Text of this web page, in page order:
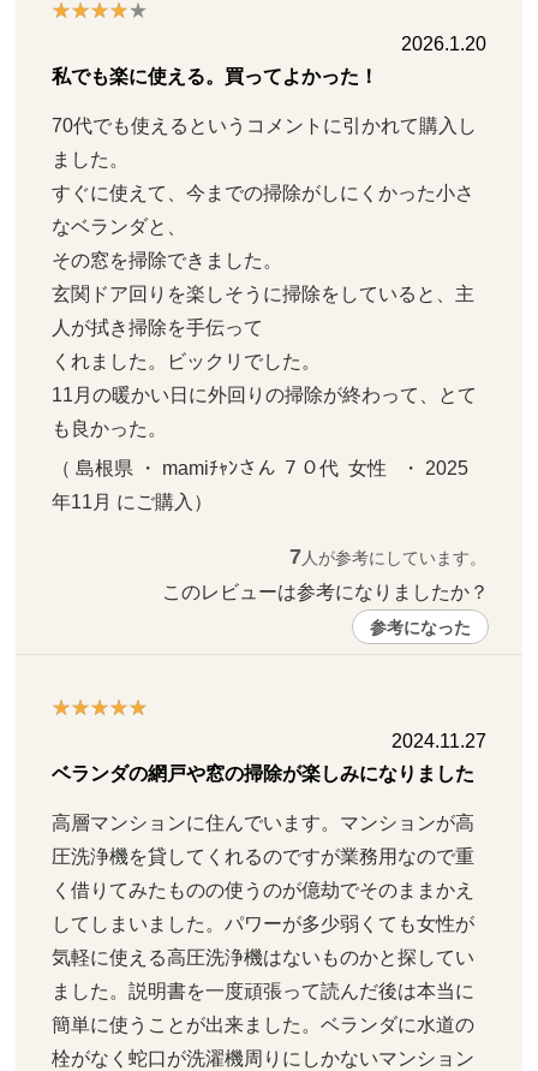
2026.1.20
私でも楽に使える。買ってよかった！
70代でも使えるというコメントに引かれて購入し
ました。
すぐに使えて、今までの掃除がしにくかった小さ
なベランダと、
その窓を掃除できました。
玄関ドア回りを楽しそうに掃除をしていると、主
人が拭き掃除を手伝って
くれました。ビックリでした。
11月の暖かい日に外回りの掃除が終わって、とて
も良かった。
（ 島根県 ・ mamiﾁｬﾝさん ７０代  女性   ・ 2025
年11月 にご購入）
7人が参考にしています。
このレビューは参考になりましたか？
参考になった
2024.11.27
ベランダの網戸や窓の掃除が楽しみになりました
高層マンションに住んでいます。マンションが高
圧洗浄機を貸してくれるのですが業務用なので重
く借りてみたものの使うのが億劫でそのままかえ
してしまいました。パワーが多少弱くても女性が
気軽に使える高圧洗浄機はないものかと探してい
ました。説明書を一度頑張って読んだ後は本当に
簡単に使うことが出来ました。ベランダに水道の
栓がなく蛇口が洗濯機周りにしかないマンション